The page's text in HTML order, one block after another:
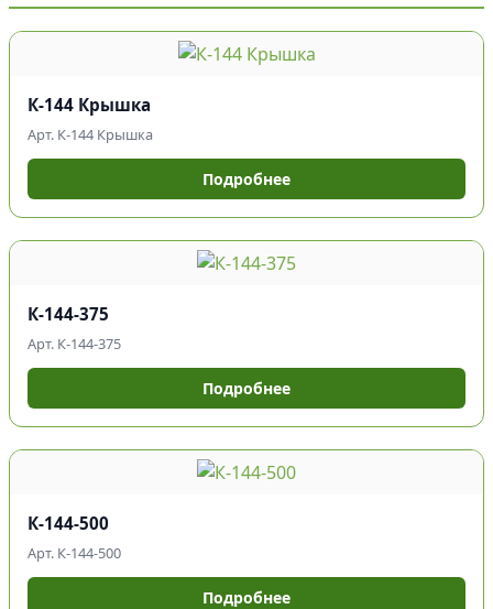
К-144 Крышка
Арт. К-144 Крышка
Подробнее
К-144-375
Арт. К-144-375
Подробнее
К-144-500
Арт. К-144-500
Подробнее